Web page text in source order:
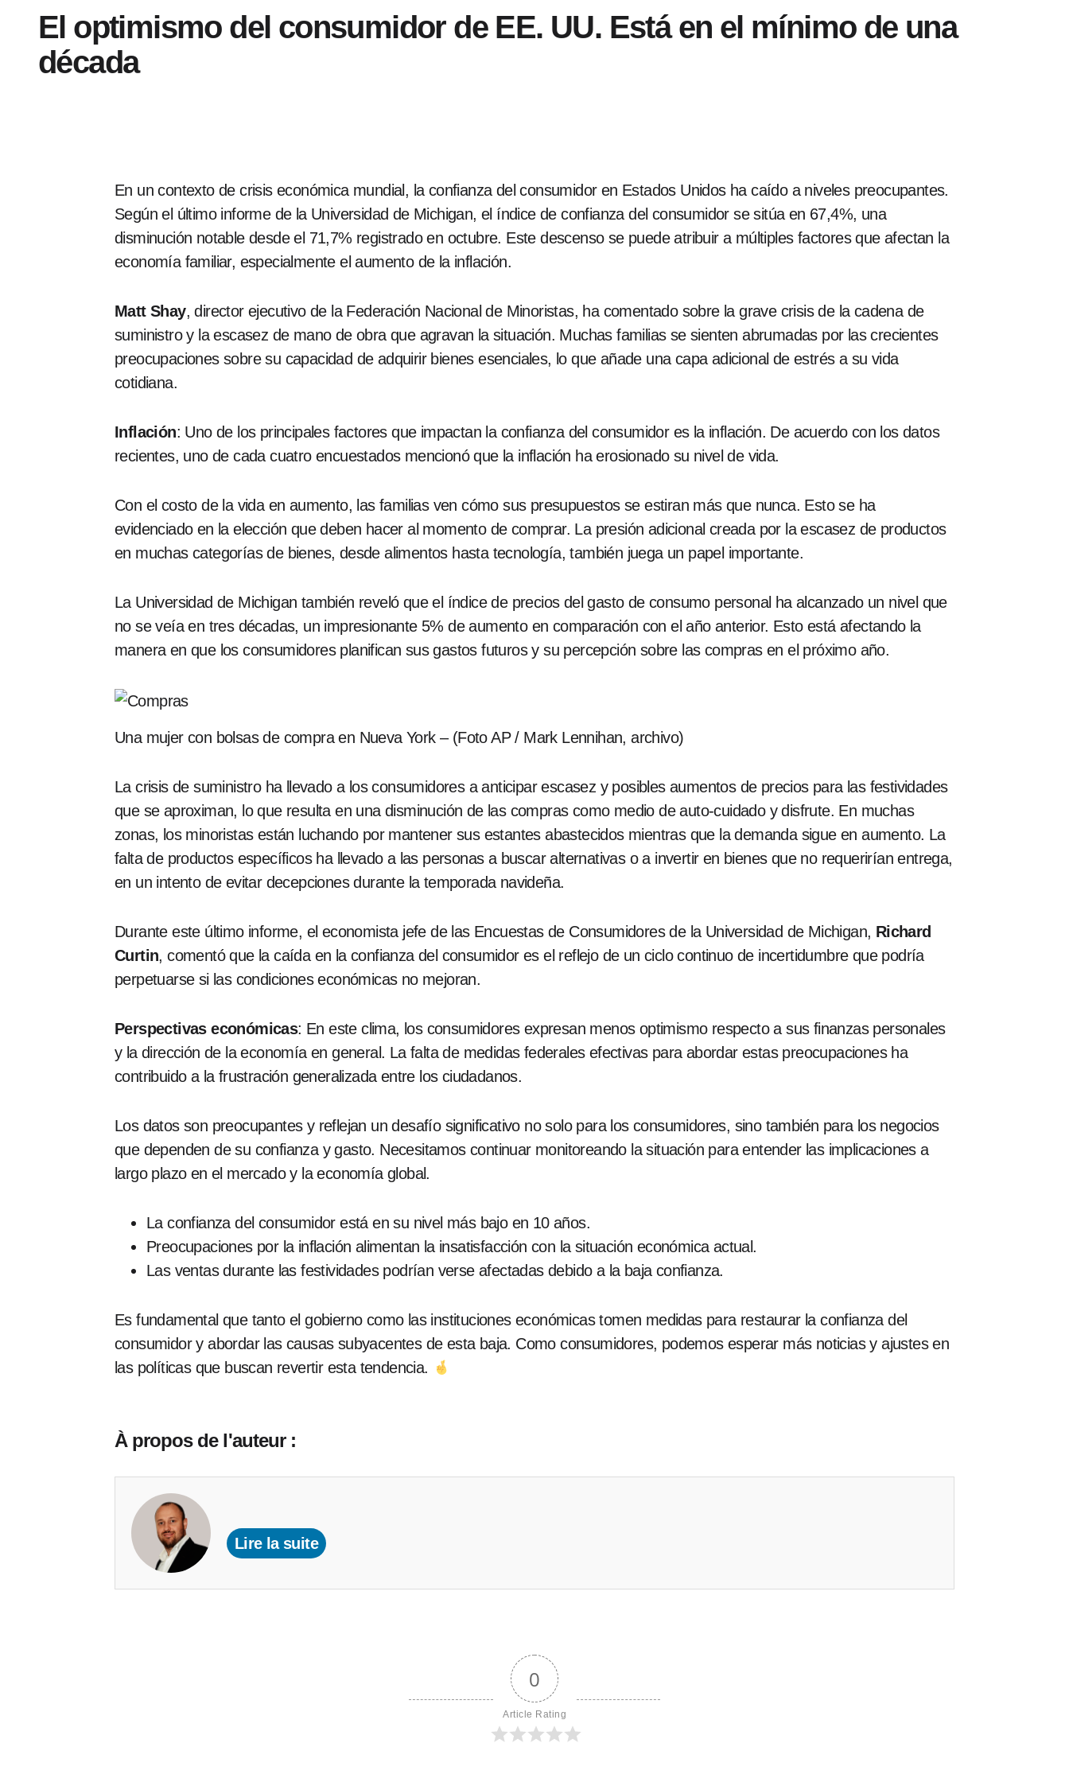
El optimismo del consumidor de EE. UU. Está en el mínimo de una
década
En un contexto de crisis económica mundial, la confianza del consumidor en Estados Unidos ha caído a niveles preocupantes.
Según el último informe de la Universidad de Michigan, el índice de confianza del consumidor se sitúa en 67,4%, una
disminución notable desde el 71,7% registrado en octubre. Este descenso se puede atribuir a múltiples factores que afectan la
economía familiar, especialmente el aumento de la inflación.
Matt Shay, director ejecutivo de la Federación Nacional de Minoristas, ha comentado sobre la grave crisis de la cadena de
suministro y la escasez de mano de obra que agravan la situación. Muchas familias se sienten abrumadas por las crecientes
preocupaciones sobre su capacidad de adquirir bienes esenciales, lo que añade una capa adicional de estrés a su vida
cotidiana.
Inflación: Uno de los principales factores que impactan la confianza del consumidor es la inflación. De acuerdo con los datos
recientes, uno de cada cuatro encuestados mencionó que la inflación ha erosionado su nivel de vida.
Con el costo de la vida en aumento, las familias ven cómo sus presupuestos se estiran más que nunca. Esto se ha
evidenciado en la elección que deben hacer al momento de comprar. La presión adicional creada por la escasez de productos
en muchas categorías de bienes, desde alimentos hasta tecnología, también juega un papel importante.
La Universidad de Michigan también reveló que el índice de precios del gasto de consumo personal ha alcanzado un nivel que
no se veía en tres décadas, un impresionante 5% de aumento en comparación con el año anterior. Esto está afectando la
manera en que los consumidores planifican sus gastos futuros y su percepción sobre las compras en el próximo año.
Una mujer con bolsas de compra en Nueva York – (Foto AP / Mark Lennihan, archivo)
La crisis de suministro ha llevado a los consumidores a anticipar escasez y posibles aumentos de precios para las festividades
que se aproximan, lo que resulta en una disminución de las compras como medio de auto-cuidado y disfrute. En muchas
zonas, los minoristas están luchando por mantener sus estantes abastecidos mientras que la demanda sigue en aumento. La
falta de productos específicos ha llevado a las personas a buscar alternativas o a invertir en bienes que no requerirían entrega,
en un intento de evitar decepciones durante la temporada navideña.
Durante este último informe, el economista jefe de las Encuestas de Consumidores de la Universidad de Michigan, Richard
Curtin, comentó que la caída en la confianza del consumidor es el reflejo de un ciclo continuo de incertidumbre que podría
perpetuarse si las condiciones económicas no mejoran.
Perspectivas económicas: En este clima, los consumidores expresan menos optimismo respecto a sus finanzas personales
y la dirección de la economía en general. La falta de medidas federales efectivas para abordar estas preocupaciones ha
contribuido a la frustración generalizada entre los ciudadanos.
Los datos son preocupantes y reflejan un desafío significativo no solo para los consumidores, sino también para los negocios
que dependen de su confianza y gasto. Necesitamos continuar monitoreando la situación para entender las implicaciones a
largo plazo en el mercado y la economía global.
La confianza del consumidor está en su nivel más bajo en 10 años.
Preocupaciones por la inflación alimentan la insatisfacción con la situación económica actual.
Las ventas durante las festividades podrían verse afectadas debido a la baja confianza.
Es fundamental que tanto el gobierno como las instituciones económicas tomen medidas para restaurar la confianza del
consumidor y abordar las causas subyacentes de esta baja. Como consumidores, podemos esperar más noticias y ajustes en
las políticas que buscan revertir esta tendencia.
À propos de l'auteur :
Lire la suite
0
Article Rating